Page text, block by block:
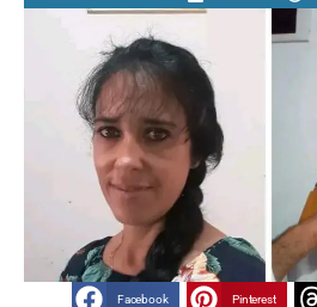
Facebook Pinterest